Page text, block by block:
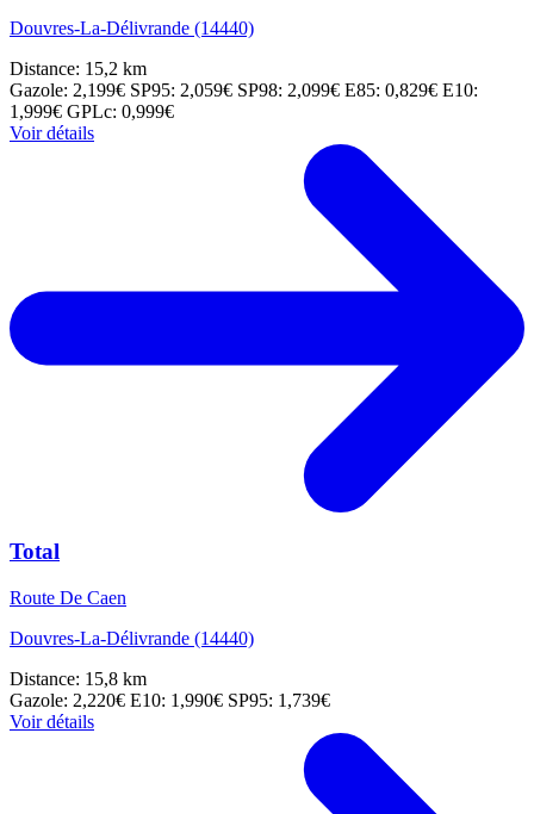
Douvres-La-Délivrande (14440)
Distance: 15,2 km
Gazole: 2,199€ SP95: 2,059€ SP98: 2,099€ E85: 0,829€ E10:
1,999€ GPLc: 0,999€
Voir détails
Total
Route De Caen
Douvres-La-Délivrande (14440)
Distance: 15,8 km
Gazole: 2,220€ E10: 1,990€ SP95: 1,739€
Voir détails